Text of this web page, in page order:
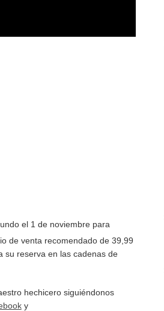
el 1 de noviembre para
de venta recomendado de 39,99
su reserva en las cadenas de
hechicero siguiéndonos
y